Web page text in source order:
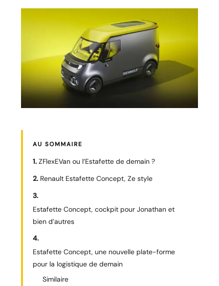
AU SOMMAIRE
ZFlexEVan ou l’Estafette de demain ?
Renault Estafette Concept, Ze style
Estafette Concept, cockpit pour Jonathan et
bien d’autres
Estafette Concept, une nouvelle plate-forme
pour la logistique de demain
Similaire